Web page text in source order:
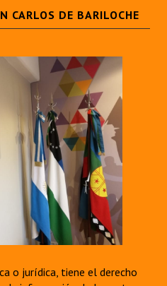
CARLOS DE BARILOCHE
o jurídica, tiene el derecho